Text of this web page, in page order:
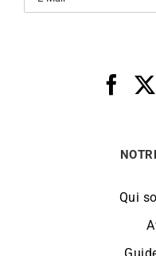
Qui